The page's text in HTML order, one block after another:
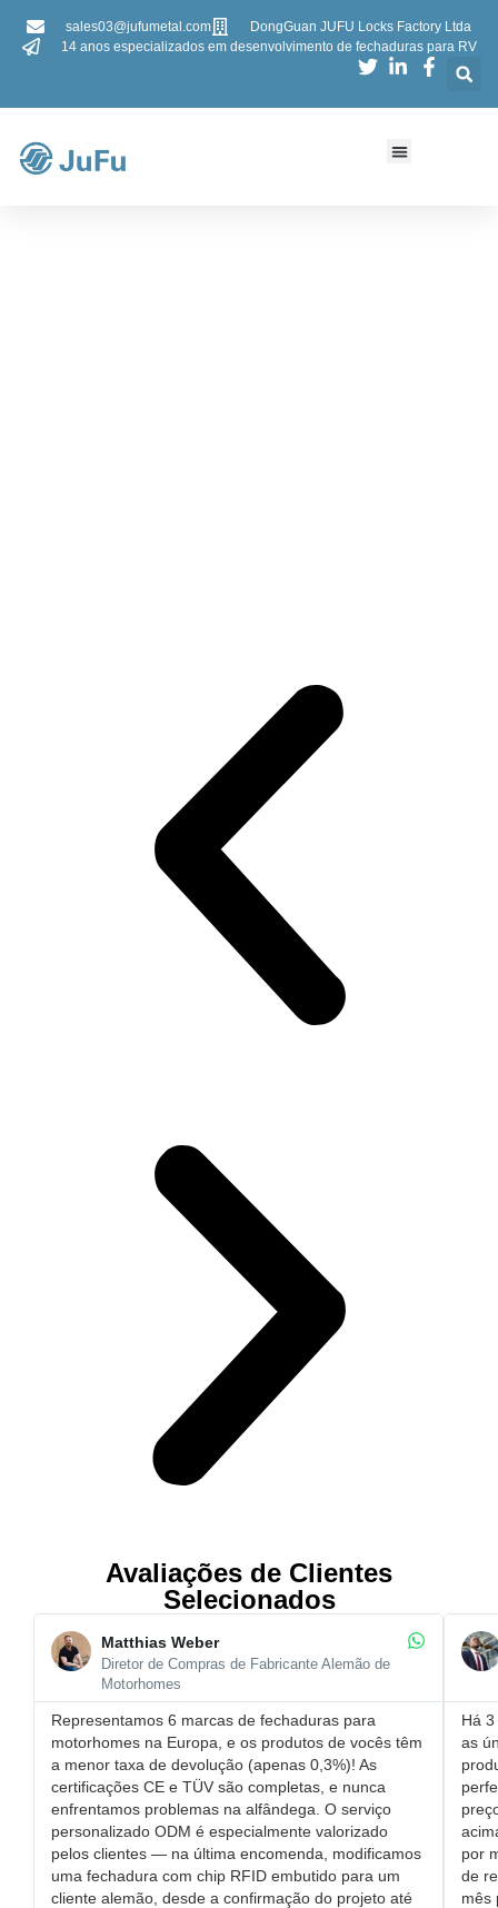
sales03@jufumetal.com
DongGuan JUFU Locks Factory Ltda
14 anos especializados em desenvolvimento de fechaduras para RV
Avaliações de Clientes
Selecionados
Matthias Weber
Diretor de Compras de Fabricante Alemão de
Motorhomes
Representamos 6 marcas de fechaduras para
motorhomes na Europa, e os produtos de vocês têm
a ​menor taxa de devolução (apenas 0,3%)! As
certificações CE e TÜV são completas, e nunca
enfrentamos problemas na alfândega. O ​serviço
personalizado ODM é especialmente valorizado
pelos clientes — na última encomenda, modificamos
uma ​fechadura com chip RFID embutido para um
cliente alemão, desde a confirmação do projeto até
Há
as
por
de
mês